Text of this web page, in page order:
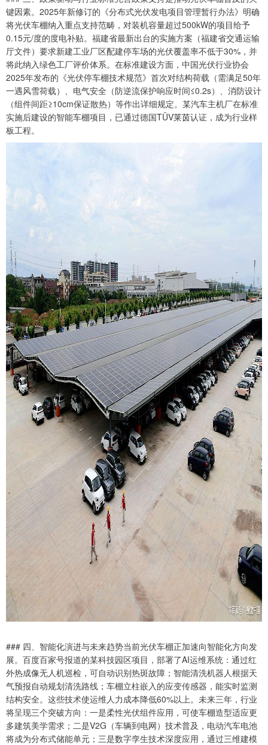
键因素。2025年新修订的《分布式光伏发电项目管理暂行办法》明确
将光伏车棚纳入重点支持范畴，对装机容量超过500kW的项目给予
0.15元/度的度电补贴。福建省最新出台的实施方案（福建省交通运输
厅文件）要求新建工业厂区配建停车场的光伏覆盖率不低于30%，并
将此纳入绿色工厂评价体系。在标准建设方面，中国光伏行业协会
2025年发布的《光伏停车棚技术规范》首次对结构荷载（需满足50年
一遇风雪荷载）、电气安全（防逆流保护响应时间≤0.2s）、消防设计
（组件间距≥10cm保证散热）等作出详细规定。某汽车主机厂在标准
实施后建设的智能车棚项目，已通过德国TÜV莱茵认证，成为行业样
板工程。
### 四、智能化演进与未来趋势当前光伏车棚正加速向智能化方向发
展。百度百家号报道的某科技园区项目，部署了AI运维系统：通过红
外热成像无人机巡检，可自动识别热斑故障；智能清洗机器人根据天
气预报自动规划清洗路线；车棚立柱嵌入的应变传感器，能实时监测
结构安全。这些技术使运维人力成本降低60%以上。未来三年，行业
将呈现三个突破方向：一是柔性光伏组件应用，可使车棚造型适应更
多建筑美学需求；二是V2G（车辆到电网）技术普及，电动汽车电池
将成为分布式储能单元；三是数字孪生技术深度应用，通过三维建模